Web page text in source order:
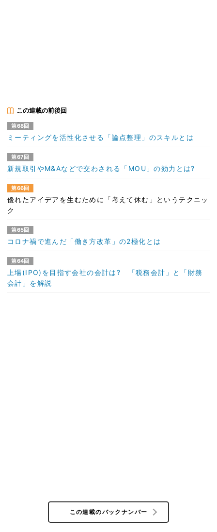
この連載の前後回
第68回
ミーティングを活性化させる「論点整理」のスキルとは
第67回
新規取引やM&Aなどで交わされる「MOU」の効力とは?
第66回
優れたアイデアを生むために「考えて休む」というテクニッ
ク
第65回
コロナ禍で進んだ「働き方改革」の2極化とは
第64回
上場(IPO)を目指す会社の会計は? 「税務会計」と「財務
会計」を解説
この連載のバックナンバー